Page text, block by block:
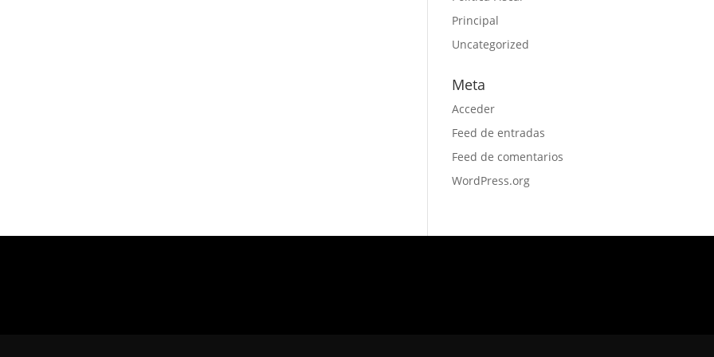
Principal
Uncategorized
Meta
Acceder
Feed de entradas
Feed de comentarios
WordPress.org